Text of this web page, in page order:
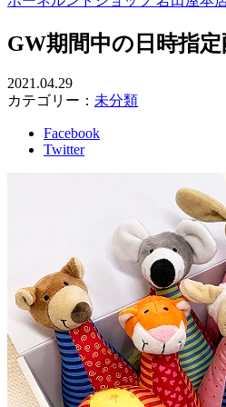
GW期間中の日時指
2021.04.29
カテゴリー： 未分類
Facebook
Twitter